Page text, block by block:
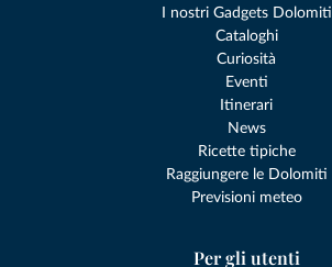
I nostri Gadgets Dolomiti
Cataloghi
Curiosità
Eventi
Itinerari
News
Ricette tipiche
Raggiungere le Dolomiti
Previsioni meteo
Per gli utenti